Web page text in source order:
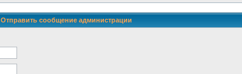
Отправить сообщение администрации